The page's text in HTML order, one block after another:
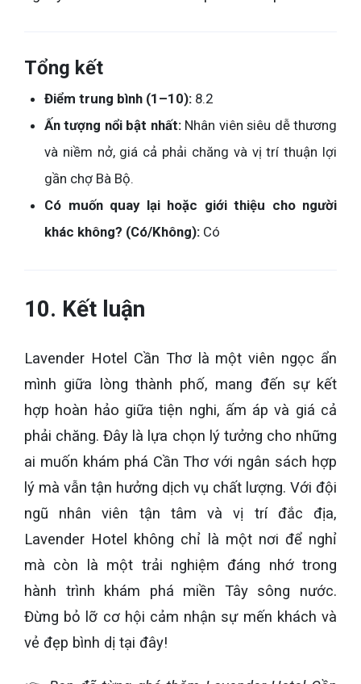
Tổng kết
Điểm trung bình (1–10): 8.2
Ấn tượng nổi bật nhất:Nhân viên siêu dễ thương
và niềm nở, giá cả phải chăng và vị trí thuận lợi
gần chợ Bà Bộ.
Có muốn quay lại hoặc giới thiệu cho người
khác không? (Có/Không): Có
10. Kết luận
Lavender Hotel Cần Thơ là một viên ngọc ẩn
mình giữa lòng thành phố, mang đến sự kết
hợp hoàn hảo giữa tiện nghi, ấm áp và giá cả
phải chăng. Đây là lựa chọn lý tưởng cho những
ai muốn khám phá Cần Thơ với ngân sách hợp
lý mà vẫn tận hưởng dịch vụ chất lượng. Với đội
ngũ nhân viên tận tâm và vị trí đắc địa,
Lavender Hotel không chỉ là một nơi để nghỉ
mà còn là một trải nghiệm đáng nhớ trong
hành trình khám phá miền Tây sông nước.
Đừng bỏ lỡ cơ hội cảm nhận sự mến khách và
vẻ đẹp bình dị tại đây!